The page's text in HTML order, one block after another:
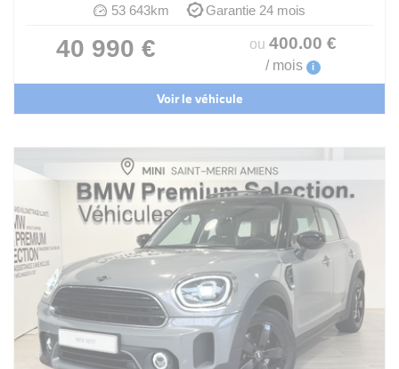
53 643km
Garantie 24 mois
40 990 € ou 400.00 €
/ mois i
Voir le véhicule